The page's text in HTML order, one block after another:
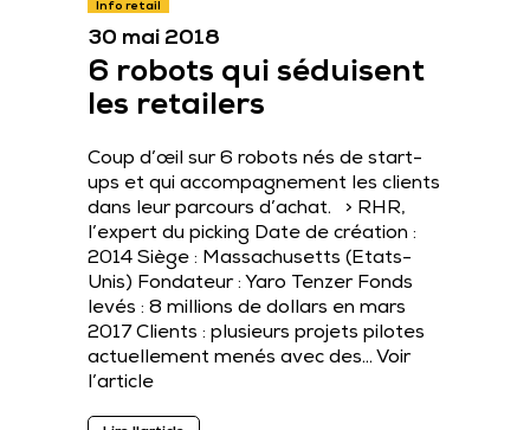
Info retail
30 mai 2018
6 robots qui séduisent
les retailers
Coup d’œil sur 6 robots nés de start-
ups et qui accompagnement les clients
dans leur parcours d’achat. > RHR,
l’expert du picking Date de création :
2014 Siège : Massachusetts (Etats-
Unis) Fondateur : Yaro Tenzer Fonds
levés : 8 millions de dollars en mars
2017 Clients : plusieurs projets pilotes
actuellement menés avec des… Voir
l’article